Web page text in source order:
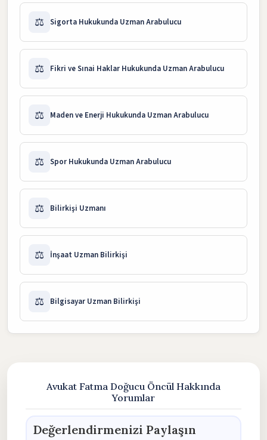
⚖️ Sigorta Hukukunda Uzman Arabulucu
⚖️ Fikri ve Sınai Haklar Hukukunda Uzman Arabulucu
⚖️ Maden ve Enerji Hukukunda Uzman Arabulucu
⚖️ Spor Hukukunda Uzman Arabulucu
⚖️ Bilirkişi Uzmanı
⚖️ İnşaat Uzman Bilirkişi
⚖️ Bilgisayar Uzman Bilirkişi
Avukat Fatma Doğucu Öncül Hakkında
Yorumlar
Değerlendirmenizi Paylaşın